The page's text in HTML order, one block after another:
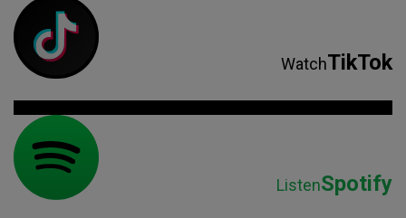
WatchTikTok
ListenSpotify